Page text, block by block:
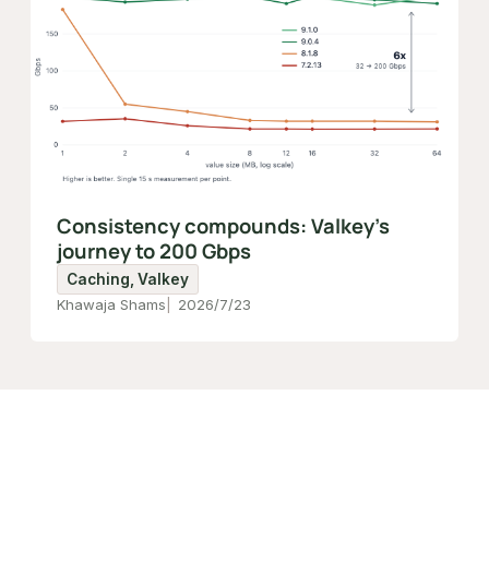
Consistency compounds: Valkey's
journey to 200 Gbps
Caching, Valkey
Khawaja Shams
2026/7/23